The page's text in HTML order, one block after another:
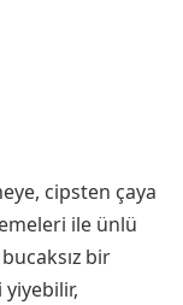
cipsten çaya
ile ünlü
bir
yiyebilir,